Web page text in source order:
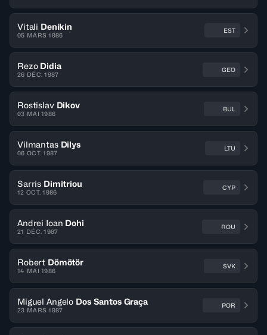
Vitali Denikin
05 MARS 1986
EST
Rezo Didia
26 DÉC. 1987
GEO
Rostislav Dikov
03 MAI 1986
BUL
Vilmantas Dilys
06 OCT. 1987
LTU
Sarris Dimitriou
12 OCT. 1986
CYP
Andrei Ioan Dohi
21 DÉC. 1987
ROU
Robert Dömötör
14 MAI 1986
SVK
Miguel Angelo Dos Santos Graça
23 MARS 1987
POR